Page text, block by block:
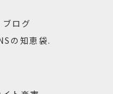
ブログ
の知恵袋.